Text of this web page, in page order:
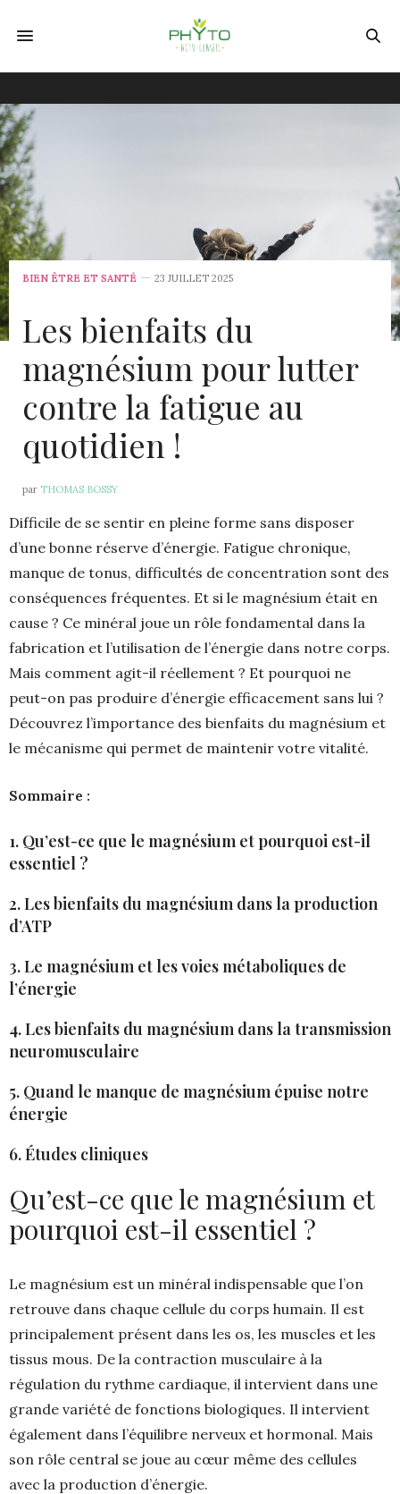
BIEN ÊTRE ET SANTÉ 23 JUILLET 2025
Les bienfaits du
magnésium pour lutter
contre la fatigue au
quotidien !
par THOMAS BOSSY
Difficile de se sentir en pleine forme sans disposer
d’une bonne réserve d’énergie. Fatigue chronique,
manque de tonus, difficultés de concentration sont des
conséquences fréquentes. Et si le magnésium était en
cause ? Ce minéral joue un rôle fondamental dans la
fabrication et l’utilisation de l’énergie dans notre corps.
Mais comment agit-il réellement ? Et pourquoi ne
peut-on pas produire d’énergie efficacement sans lui ?
Découvrez l’importance des bienfaits du magnésium et
le mécanisme qui permet de maintenir votre vitalité.
Sommaire :
1. Qu’est-ce que le magnésium et pourquoi est-il
essentiel ?
2. Les bienfaits du magnésium dans la production
d’ATP
3. Le magnésium et les voies métaboliques de
l’énergie
4. Les bienfaits du magnésium dans la transmission
neuromusculaire
5. Quand le manque de magnésium épuise notre
énergie
6. Études cliniques
Qu’est-ce que le magnésium et
pourquoi est-il essentiel ?
Le magnésium est un minéral indispensable que l’on
retrouve dans chaque cellule du corps humain. Il est
principalement présent dans les os, les muscles et les
tissus mous. De la contraction musculaire à la
régulation du rythme cardiaque, il intervient dans une
grande variété de fonctions biologiques. Il intervient
également dans l’équilibre nerveux et hormonal. Mais
son rôle central se joue au cœur même des cellules
avec la production d’énergie.